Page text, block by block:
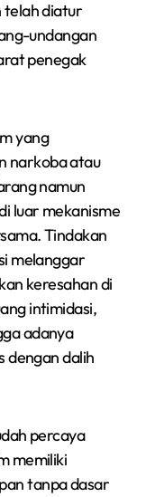
telah diatur
undangan
penegak
yang
narkoba atau
namun
luar mekanisme
Tindakan
melanggar
keresahan di
intimidasi,
adanya
dengan dalih
percaya
memiliki
tanpa dasar